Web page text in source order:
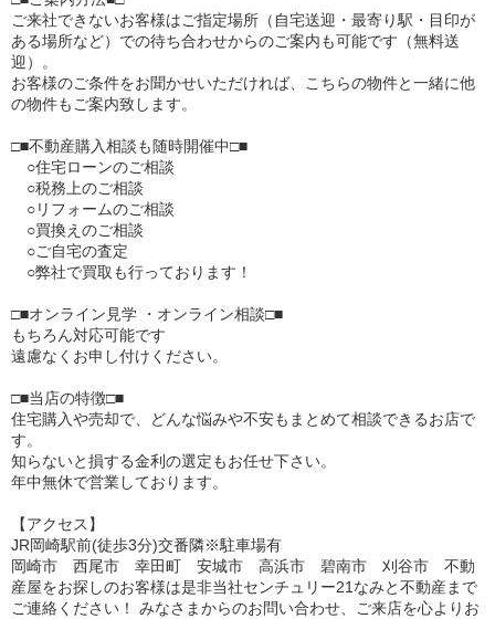
ご来社できないお客様はご指定場所（自宅送迎・最寄り駅・目印が
ある場所など）での待ち合わせからのご案内も可能です（無料送
迎）。
お客様のご条件をお聞かせいただければ、こちらの物件と一緒に他
の物件もご案内致します。
□■不動産購入相談も随時開催中□■
○住宅ローンのご相談
○税務上のご相談
○リフォームのご相談
○買換えのご相談
○ご自宅の査定
○弊社で買取も行っております！
□■オンライン見学 ・オンライン相談□■
もちろん対応可能です
遠慮なくお申し付けください。
□■当店の特徴□■
住宅購入や売却で、どんな悩みや不安もまとめて相談できるお店で
す。
知らないと損する金利の選定もお任せ下さい。
年中無休で営業しております。
【アクセス】
JR岡崎駅前(徒歩3分)交番隣※駐車場有
岡崎市 西尾市 幸田町 安城市 高浜市 碧南市 刈谷市 不動
産屋をお探しのお客様は是非当社センチュリー21なみと不動産まで
ご連絡ください！ みなさまからのお問い合わせ、ご来店を心よりお